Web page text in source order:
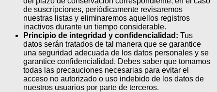
de suscripciones, periódicamente revisaremos
nuestras listas y eliminaremos aquellos registros
inactivos durante un tiempo considerable.
Principio de integridad y confidencialidad: Tus
datos serán tratados de tal manera que se garantice
una seguridad adecuada de los datos personales y se
garantice confidencialidad. Debes saber que tomamos
todas las precauciones necesarias para evitar el
acceso no autorizado o uso indebido de los datos de
nuestros usuarios por parte de terceros.